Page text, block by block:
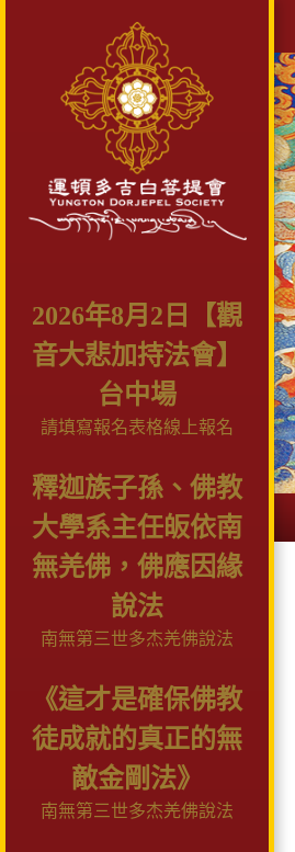
2026年8月2日【觀
音大悲加持法會】
台中場
請填寫報名表格線上報名
釋迦族子孫、佛教
大學系主任皈依南
無羌佛，佛應因緣
說法
南無第三世多杰羌佛說法
《這才是確保佛教
徒成就的真正的無
敵金剛法》
南無第三世多杰羌佛說法